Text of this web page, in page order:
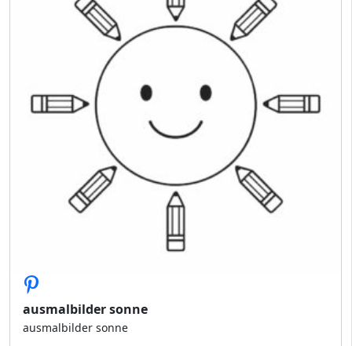
ausmalbilder sonne
ausmalbilder sonne